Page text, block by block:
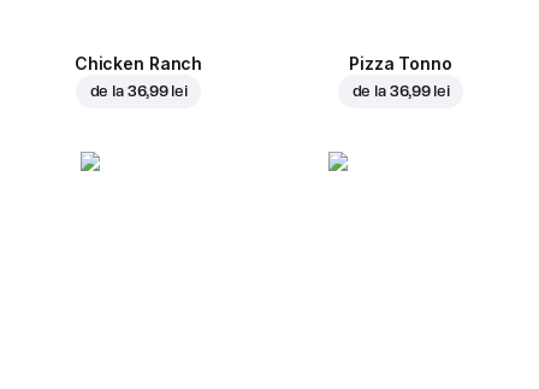
Chicken Ranch
de la 36,99 lei
Pizza Tonno
de la 36,99 lei